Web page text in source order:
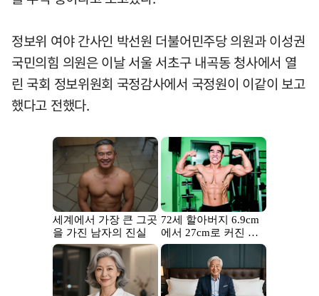
정보위 여야 간사인 박선원 더불어민주당 의원과 이성권
국민의힘 의원은 이날 서울 서초구 내곡동 청사에서 열
린 국회 정보위원회 국정감사에서 국정원이 이같이 보고
했다고 전했다.